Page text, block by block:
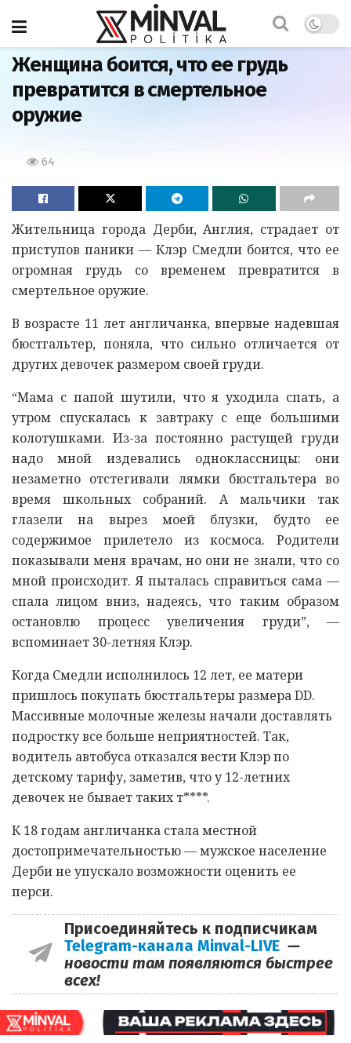
Главная
Женщина боится, что ее грудь
превратится в смертельное
оружие
64
Жительница города Дерби, Англия, страдает от
приступов паники — Клэр Смедли боится, что ее
огромная грудь со временем превратится в
смертельное оружие.
В возрасте 11 лет англичанка, впервые надевшая
бюстгальтер, поняла, что сильно отличается от
других девочек размером своей груди.
“Мама с папой шутили, что я уходила спать, а
утром спускалась к завтраку с еще большими
колотушками. Из-за постоянно растущей груди
надо мной издевались одноклассницы: они
незаметно отстегивали лямки бюстгальтера во
время школьных собраний. А мальчики так
глазели на вырез моей блузки, будто ее
содержимое прилетело из космоса. Родители
показывали меня врачам, но они не знали, что со
мной происходит. Я пыталась справиться сама —
спала лицом вниз, надеясь, что таким образом
остановлю процесс увеличения груди”, —
вспоминает 30-летняя Клэр.
Когда Смедли исполнилось 12 лет, ее матери
пришлось покупать бюстгальтеры размера DD.
Массивные молочные железы начали доставлять
подростку все больше неприятностей. Так,
водитель автобуса отказался вести Клэр по
детскому тарифу, заметив, что у 12-летних
девочек не бывает таких т****.
К 18 годам англичанка стала местной
достопримечательностью — мужское население
Дерби не упускало возможности оценить ее
перси.
Присоединяйтесь к подписчикам
Telegram-канала Minval-LIVE —
новости там появляются быстрее
всех!